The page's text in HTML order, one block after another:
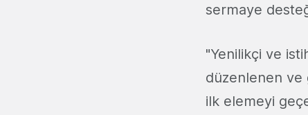
sermaye
"Yenilikçi ve
düzenlenen ve
ilk elemeyi